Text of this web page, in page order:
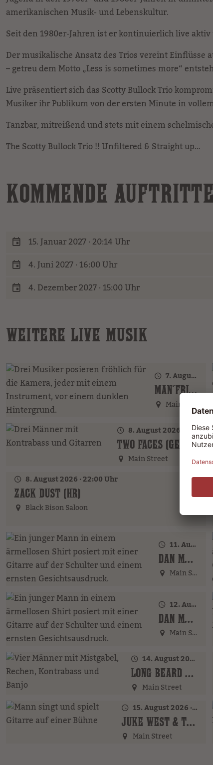
amerikanischen Musik- und Lebenskultur.
Seit den 1980er-Jahren ist er kontinuierlich live
Der musikalische Ansatz des Trios vereint Einflüsse
– getreu dem Motto „Less is sometimes more“
Live präsentiert sich das Scotty Bullock Trio
Musiker ihr Publikum von der ersten Minute in
Tanzbar, mitreißend und stets mit einem
The Scotty Bullock Trio !! Unfiltered & Straight up…
KOMMENDE AUFTRITTE
15. Januar 2027 · 20:14 Uhr
4. Juni 2027 · 16:00 Uhr
4. Dezember 2027 · 15:00 Uhr
WEITERE LIVE MUSIK
7. August 2026 · 17:00 Uhr – 18:00 Uhr
MAN´FRIENDS ACOUSTIC BAND (GER)
Main Street
8. August 2026 · 17:00 Uhr – 18:00 Uhr
TWO FACES (GER)
Main Street
8. August 2026 · 22:00 Uhr
ZACK DUST (HR)
Black Bison Saloon
11. August 2026 · 17:00 Uhr – 18:00 Uhr
DAN MCBAKER (GER)
Main Street
12. August 2026 · 20:00 Uhr
DAN MCBAKER (GER)
Main Street
14. August 2026 · 20:00 Uhr
LONG BEARD BROTHERS (AT)
Main Street
15. August 2026 · 20:00 Uhr
JUKE WEST & THE BAND (AT)
Main Street